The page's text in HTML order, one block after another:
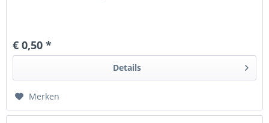
€ 0,50 *
Details
Merken